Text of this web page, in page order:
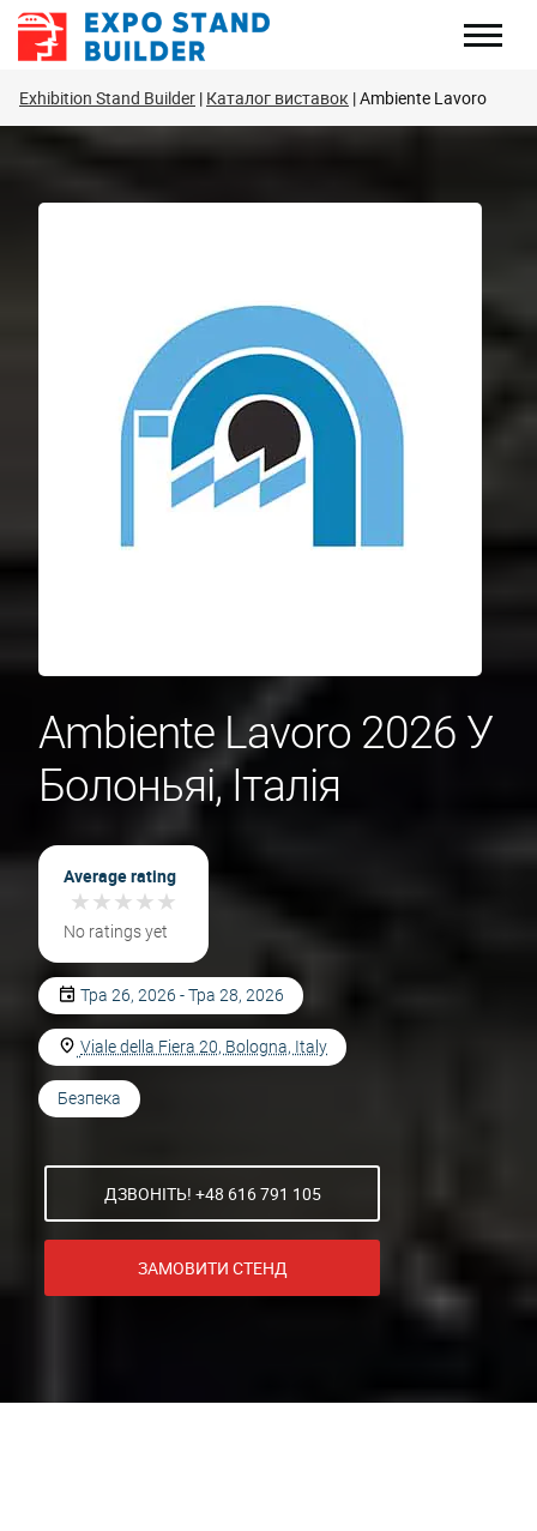
Перейти
Exhibition Stand Builder Каталог виставок Ambiente Lavoro
Ambiente Lavoro 2026 У
Болоньяі, Італія
Average rating
★★★★★
★★★★★
No ratings yet
Тра 26, 2026 - Тра 28, 2026
Viale della Fiera 20, Bologna, Italy
Безпека
ДЗВОНІТЬ! +48 616 791 105
ЗАМОВИТИ СТЕНД